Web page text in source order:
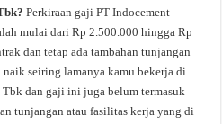
Perkiraan gaji PT Indocement
mulai dari Rp 2.500.000 hingga Rp
dan tetap ada tambahan tunjangan
seiring lamanya kamu bekerja di
Tbk dan gaji ini juga belum termasuk
tunjangan atau fasilitas kerja yang di